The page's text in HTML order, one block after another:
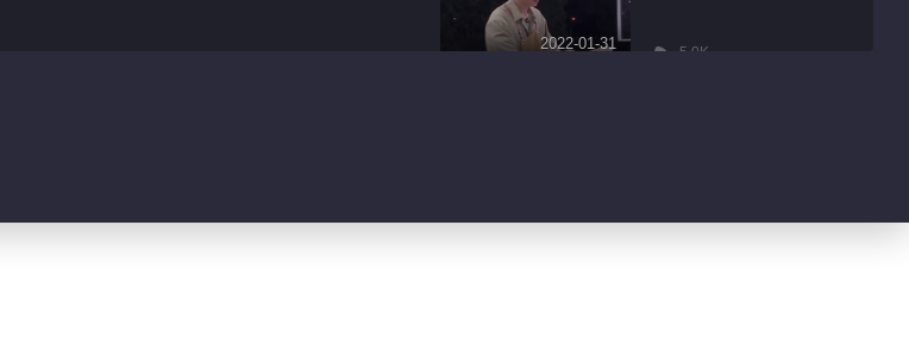
2022-01-31 5.0K